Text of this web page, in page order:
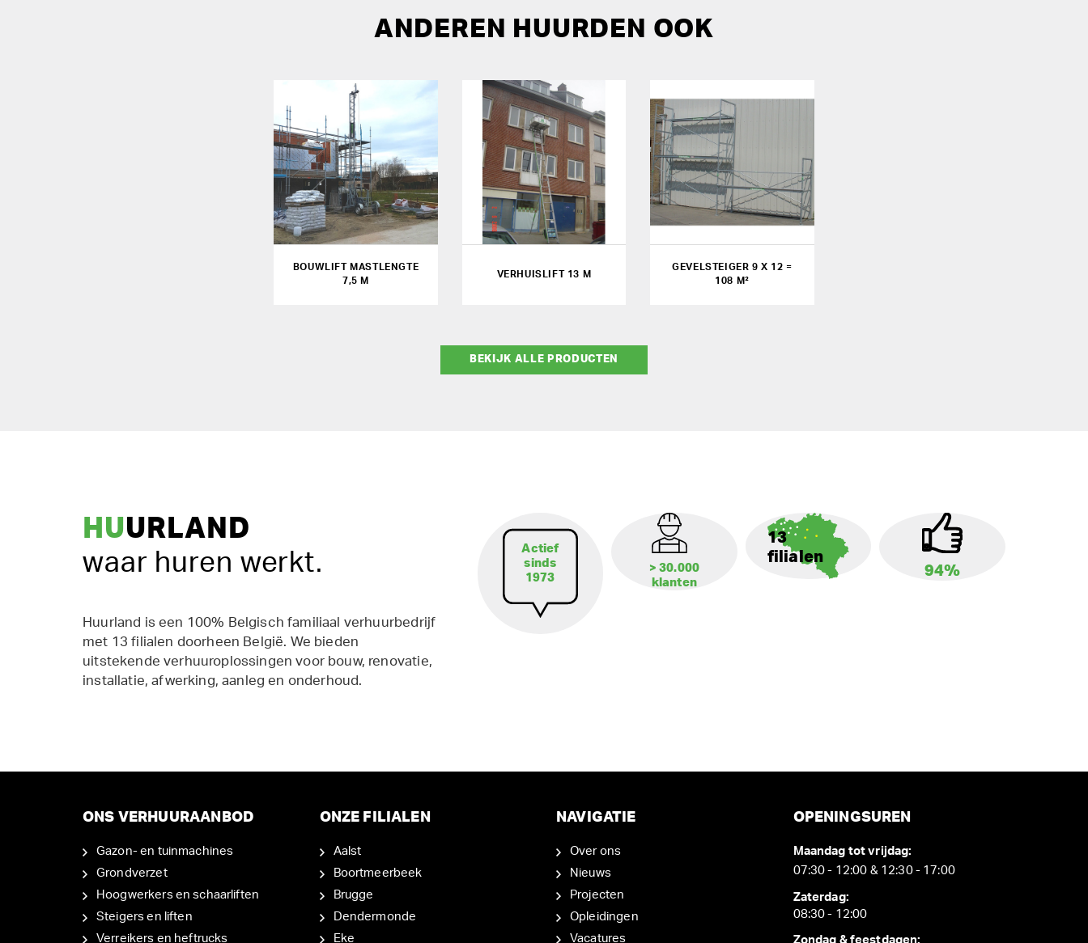
ANDEREN HUURDEN OOK
BOUWLIFT MASTLENGTE
7,5 M
VERHUISLIFT 13 M
GEVELSTEIGER 9 X 12 =
108 M²
BEKIJK ALLE PRODUCTEN
HUURLAND
waar huren werkt.
Huurland is een 100% Belgisch familiaal verhuurbedrijf
met 13 filialen doorheen België. We bieden
uitstekende verhuuroplossingen voor bouw, renovatie,
installatie, afwerking, aanleg en onderhoud.
Actief
sinds
1973
> 30.000
klanten
13
filialen
94%
ONS VERHUURAANBOD
Gazon- en tuinmachines
Grondverzet
Hoogwerkers en schaarliften
Steigers en liften
Verreikers en heftrucks
ONZE FILIALEN
Aalst
Boortmeerbeek
Brugge
Dendermonde
Eke
NAVIGATIE
Over ons
Nieuws
Projecten
Opleidingen
Vacatures
OPENINGSUREN
Maandag tot vrijdag:
07:30 - 12:00 & 12:30 - 17:00
Zaterdag:
08:30 - 12:00
Zondag & feestdagen: